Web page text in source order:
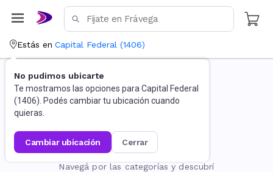
Estás en Capital Federal (1406)
No pudimos ubicarte
Te mostramos las opciones para Capital Federal
(1406). Podés cambiar tu ubicación cuando
quieras.
cambiar ubicación cerrar
La página no existe
Navegá por las categorías y descubrí